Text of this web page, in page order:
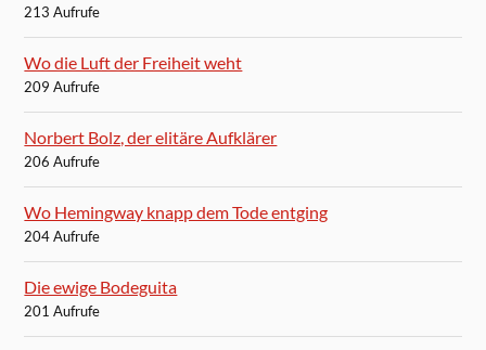
213 Aufrufe
Wo die Luft der Freiheit weht
209 Aufrufe
Norbert Bolz, der elitäre Aufklärer
206 Aufrufe
Wo Hemingway knapp dem Tode entging
204 Aufrufe
Die ewige Bodeguita
201 Aufrufe